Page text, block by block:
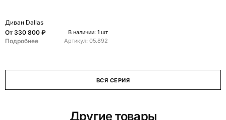
Диван Dallas
От 330 800 ₽ В наличии: 1 шт
Подробнее Артикул: 05.892
ВСЯ СЕРИЯ
Другие товары